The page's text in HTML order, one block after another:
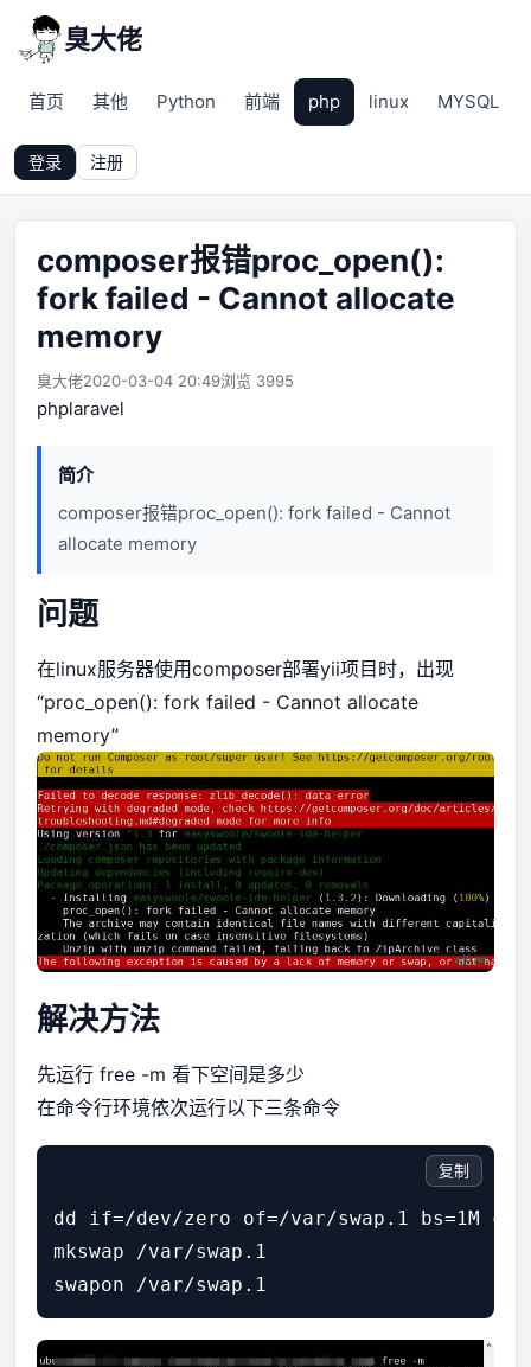
臭大佬
首页 其他 Python 前端 php linux MYSQL
登录 注册
composer报错proc_open():
fork failed - Cannot allocate
memory
臭大佬2020-03-04 20:49浏览 3995
phplaravel
简介
composer报错proc_open(): fork failed - Cannot
allocate memory
问题
在linux服务器使用composer部署yii项目时，出现
“proc_open(): fork failed - Cannot allocate
memory”
解决方法
先运行 free -m 看下空间是多少
在命令行环境依次运行以下三条命令
dd if=/dev/zero of=/var/swap.1 bs=1M
mkswap /var/swap.1
复制